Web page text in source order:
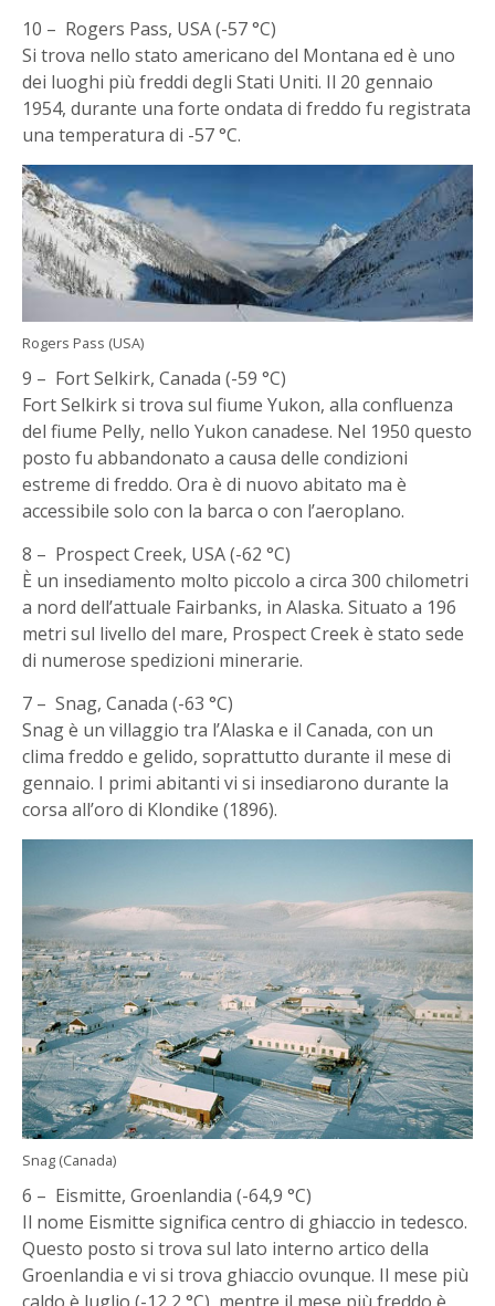
10 – Rogers Pass, USA (-57 °C)
Si trova nello stato americano del Montana ed è uno
dei luoghi più freddi degli Stati Uniti. Il 20 gennaio
1954, durante una forte ondata di freddo fu registrata
una temperatura di -57 °C.
Rogers Pass (USA)
9 – Fort Selkirk, Canada (-59 °C)
Fort Selkirk si trova sul fiume Yukon, alla confluenza
del fiume Pelly, nello Yukon canadese. Nel 1950 questo
posto fu abbandonato a causa delle condizioni
estreme di freddo. Ora è di nuovo abitato ma è
accessibile solo con la barca o con l’aeroplano.
8 – Prospect Creek, USA (-62 °C)
È un insediamento molto piccolo a circa 300 chilometri
a nord dell’attuale Fairbanks, in Alaska. Situato a 196
metri sul livello del mare, Prospect Creek è stato sede
di numerose spedizioni minerarie.
7 – Snag, Canada (-63 °C)
Snag è un villaggio tra l’Alaska e il Canada, con un
clima freddo e gelido, soprattutto durante il mese di
gennaio. I primi abitanti vi si insediarono durante la
corsa all’oro di Klondike (1896).
Snag (Canada)
6 – Eismitte, Groenlandia (-64,9 °C)
Il nome Eismitte significa centro di ghiaccio in tedesco.
Questo posto si trova sul lato interno artico della
Groenlandia e vi si trova ghiaccio ovunque. Il mese più